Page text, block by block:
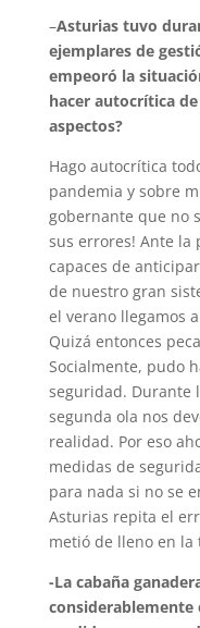
–Asturias tuvo
ejemplares de
empeoró la
hacer autocrítica
aspectos?
Hago autocrítica
pandemia y sobre
gobernante que no
sus errores! Ante la
capaces de
de nuestro gran
el verano llegamos
Quizá entonces
Socialmente, pudo
seguridad. Durante
segunda ola nos
realidad. Por eso
medidas de
para nada si no se
Asturias repita el
metió de lleno en la
-La cabaña
considerablemente